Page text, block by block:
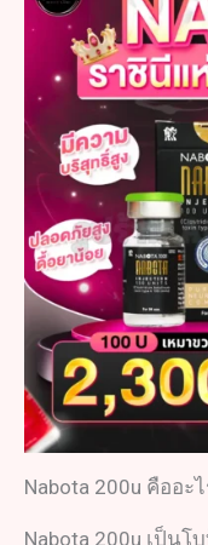
Nabota 200u คืออะไ
Nabota 200u เป็นโ